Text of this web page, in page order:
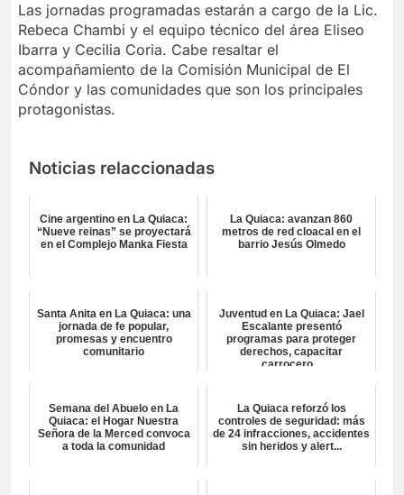
Las jornadas programadas estarán a cargo de la Lic.
Rebeca Chambi y el equipo técnico del área Eliseo
Ibarra y Cecilia Coria. Cabe resaltar el
acompañamiento de la Comisión Municipal de El
Cóndor y las comunidades que son los principales
protagonistas.
Noticias relaccionadas
Cine argentino en La Quiaca:
“Nueve reinas” se proyectará
en el Complejo Manka Fiesta
La Quiaca: avanzan 860
metros de red cloacal en el
barrio Jesús Olmedo
Santa Anita en La Quiaca: una
jornada de fe popular,
promesas y encuentro
comunitario
Juventud en La Quiaca: Jael
Escalante presentó
programas para proteger
derechos, capacitar
carrocero...
Semana del Abuelo en La
Quiaca: el Hogar Nuestra
Señora de la Merced convoca
a toda la comunidad
La Quiaca reforzó los
controles de seguridad: más
de 24 infracciones, accidentes
sin heridos y alert...